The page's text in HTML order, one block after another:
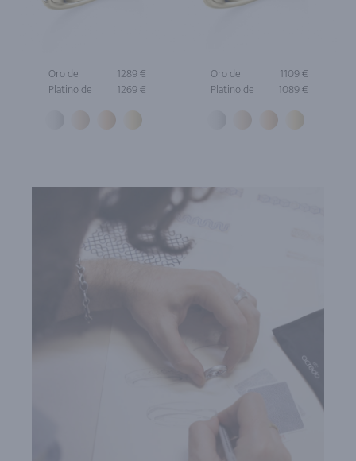
Oro de
1289 €
Platino de
1269 €
Oro de
1109 €
Platino de
1089 €